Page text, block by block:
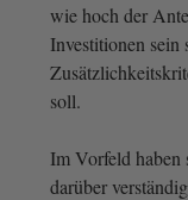
wie hoch der
Investitionen
soll.
Im Vorfeld haben
darüber